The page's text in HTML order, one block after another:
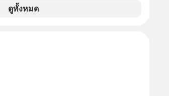
รั้ง ออกมาส่งสัญญาณเตือนระเบิดเวลา
ดูทั้งหมด